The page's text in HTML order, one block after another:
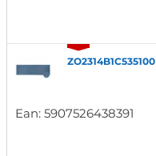
ZO2314B1C535100
Ean: 5907526438391